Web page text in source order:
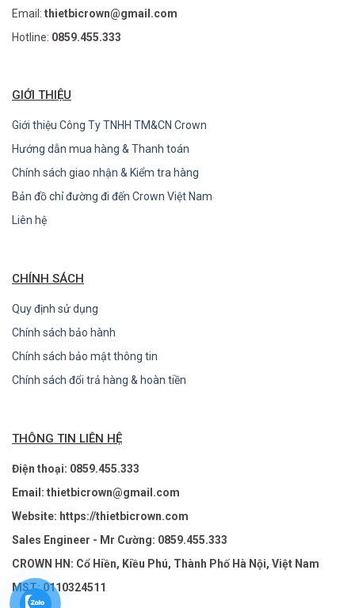
Email: thietbicrown@gmail.com
Hotline: 0859.455.333
GIỚI THIỆU
Giới thiệu Công Ty TNHH TM&CN Crown
Hướng dẫn mua hàng & Thanh toán
Chính sách giao nhận & Kiểm tra hàng
Bản đồ chỉ đường đi đến Crown Việt Nam
Liên hệ
CHÍNH SÁCH
Quy định sử dụng
Chính sách bảo hành
Chính sách bảo mật thông tin
Chính sách đổi trả hàng & hoàn tiền
THÔNG TIN LIÊN HỆ
Điện thoại: 0859.455.333
Email: thietbicrown@gmail.com
Website: https://thietbicrown.com
Sales Engineer - Mr Cường: 0859.455.333
CROWN HN: Cổ Hiền, Kiều Phú, Thành Phố Hà Nội, Việt Nam
MST: 0110324511